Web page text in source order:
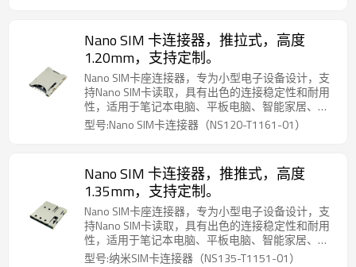
Nano SIM 卡连接器，推拉式，高度
1.20mm，支持定制。
Nano SIM卡座连接器，专为小型电子设备设计，支
持Nano SIM卡读取，具有出色的连接稳定性和耐用
性，适用于笔记本电脑、平板电脑、智能家居、移
动通讯等设备，确保可靠的通讯和数据传输。
型号:Nano SIM卡连接器（NS120-T1161-01）
Nano SIM 卡连接器，推推式，高度
1.35mm，支持定制。
Nano SIM卡座连接器，专为小型电子设备设计，支
持Nano SIM卡读取，具有出色的连接稳定性和耐用
性，适用于笔记本电脑、平板电脑、智能家居、移
动通讯等设备，确保可靠的通讯和数据传输。
型号:纳米SIM卡连接器（NS135-T1151-01）